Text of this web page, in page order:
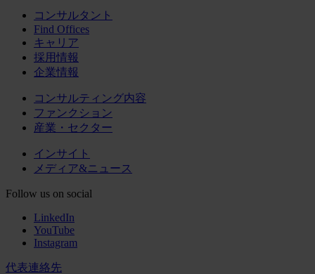
コンサルタント
Find Offices
キャリア
採用情報
企業情報
コンサルティング内容
ファンクション
産業・セクター
インサイト
メディア&ニュース
Follow us on social
LinkedIn
YouTube
Instagram
代表連絡先